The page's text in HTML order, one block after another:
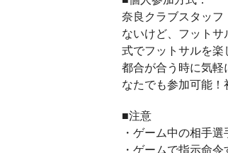
奈良クラブスタッフ
ないけど、フット
式でフットサルを楽
都合が合う時に気軽
なたでも参加可能！
■注意
・ゲーム中の相手
・ゲームで指示命